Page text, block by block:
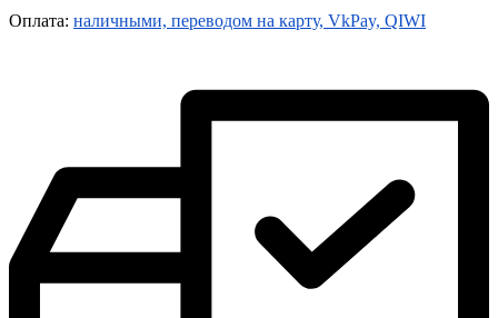
Оплата: наличными, переводом на карту, VkPay, QIWI